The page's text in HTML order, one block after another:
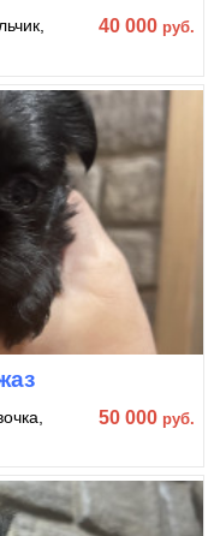
40 000 руб.
50 000 руб.